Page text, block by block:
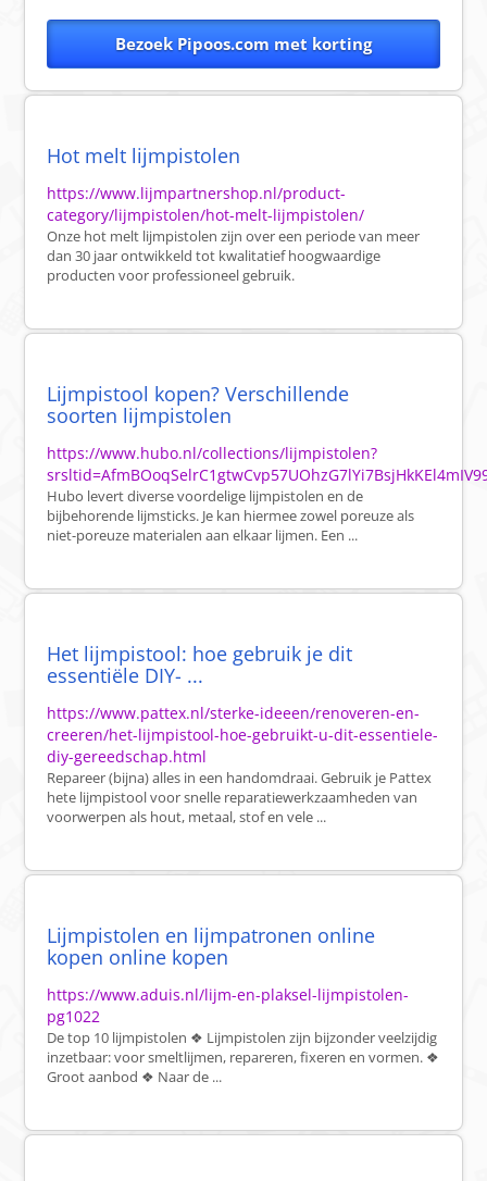
Bezoek Pipoos.com met korting
Hot melt lijmpistolen
https://www.lijmpartnershop.nl/product-
category/lijmpistolen/hot-melt-lijmpistolen/
Onze hot melt lijmpistolen zijn over een periode van meer
dan 30 jaar ontwikkeld tot kwalitatief hoogwaardige
producten voor professioneel gebruik.
Lijmpistool kopen? Verschillende
soorten lijmpistolen
https://www.hubo.nl/collections/lijmpistolen?
Hubo levert diverse voordelige lijmpistolen en de
bijbehorende lijmsticks. Je kan hiermee zowel poreuze als
niet-poreuze materialen aan elkaar lijmen. Een ...
Het lijmpistool: hoe gebruik je dit
essentiële DIY- ...
https://www.pattex.nl/sterke-ideeen/renoveren-en-
creeren/het-lijmpistool-hoe-gebruikt-u-dit-essentiele-
diy-gereedschap.html
Repareer (bijna) alles in een handomdraai. Gebruik je Pattex
hete lijmpistool voor snelle reparatiewerkzaamheden van
voorwerpen als hout, metaal, stof en vele ...
Lijmpistolen en lijmpatronen online
kopen online kopen
https://www.aduis.nl/lijm-en-plaksel-lijmpistolen-
pg1022
De top 10 lijmpistolen ❖ Lijmpistolen zijn bijzonder veelzijdig
inzetbaar: voor smeltlijmen, repareren, fixeren en vormen. ❖
Groot aanbod ❖ Naar de ...